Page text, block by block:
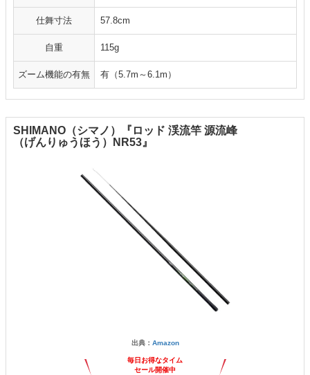
仕舞寸法 57.8cm
自重 115g
ズーム機能の有無 有（5.7m～6.1m）
SHIMANO（シマノ）『ロッド 渓流竿 源流峰
（げんりゅうほう）NR53』
出典： Amazon
毎日お得なタイム
セール開催中